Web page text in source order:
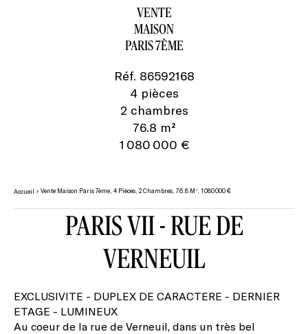
VENTE
MAISON
PARIS 7ÈME
Réf. 86592168
4 pièces
2 chambres
76.8 m²
1 080 000 €
Accueil Vente Maison Paris 7ème, 4 Pièces, 2 Chambres, 76.8 M², 1 080 000 €
PARIS VII - RUE DE
VERNEUIL
EXCLUSIVITE - DUPLEX DE CARACTERE - DERNIER
ETAGE - LUMINEUX
Au coeur de la rue de Verneuil, dans un très bel